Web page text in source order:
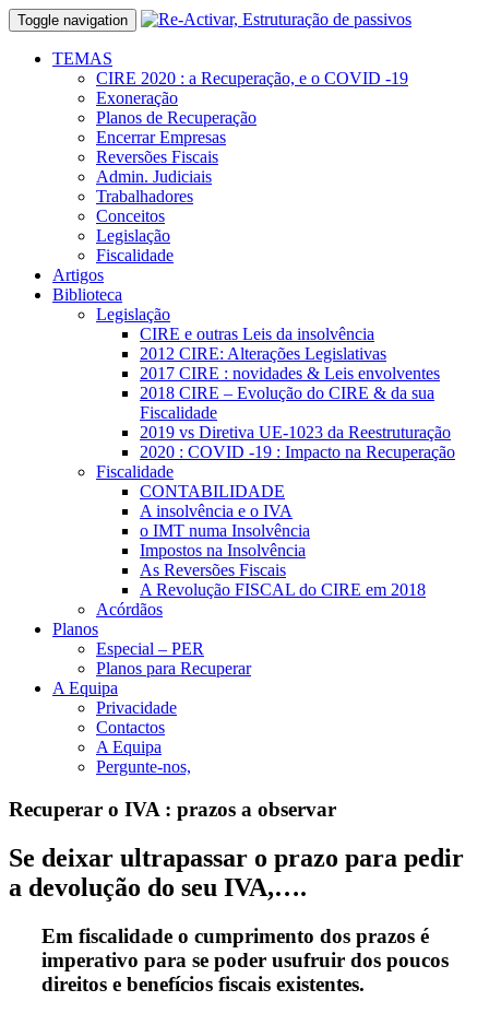
Toggle navigation
TEMAS
CIRE 2020 : a Recuperação, e o COVID -19
Exoneração
Planos de Recuperação
Encerrar Empresas
Reversões Fiscais
Admin. Judiciais
Trabalhadores
Conceitos
Legislação
Fiscalidade
Artigos
Biblioteca
Legislação
CIRE e outras Leis da insolvência
2012 CIRE: Alterações Legislativas
2017 CIRE : novidades & Leis envolventes
2018 CIRE – Evolução do CIRE & da sua
Fiscalidade
2019 vs Diretiva UE-1023 da Reestruturação
2020 : COVID -19 : Impacto na Recuperação
Fiscalidade
CONTABILIDADE
A insolvência e o IVA
o IMT numa Insolvência
Impostos na Insolvência
As Reversões Fiscais
A Revolução FISCAL do CIRE em 2018
Acórdãos
Planos
Especial – PER
Planos para Recuperar
A Equipa
Privacidade
Contactos
A Equipa
Pergunte-nos,
Recuperar o IVA : prazos a observar
Se deixar ultrapassar o prazo para pedir
a devolução do seu IVA,….
Em fiscalidade o cumprimento dos prazos é
imperativo para se poder usufruir dos poucos
direitos e benefícios fiscais existentes.